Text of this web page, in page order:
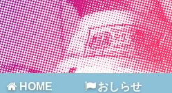
HOME おしらせ